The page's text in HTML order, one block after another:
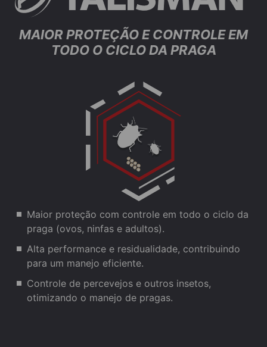
MAIOR PROTEÇÃO E CONTROLE EM
TODO O CICLO DA PRAGA
Maior proteção com controle em todo o ciclo da
praga (ovos, ninfas e adultos).
Alta performance e residualidade, contribuindo
para um manejo eficiente.
Controle de percevejos e outros insetos,
otimizando o manejo de pragas.